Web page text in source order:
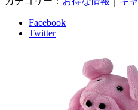
Facebook
Twitter